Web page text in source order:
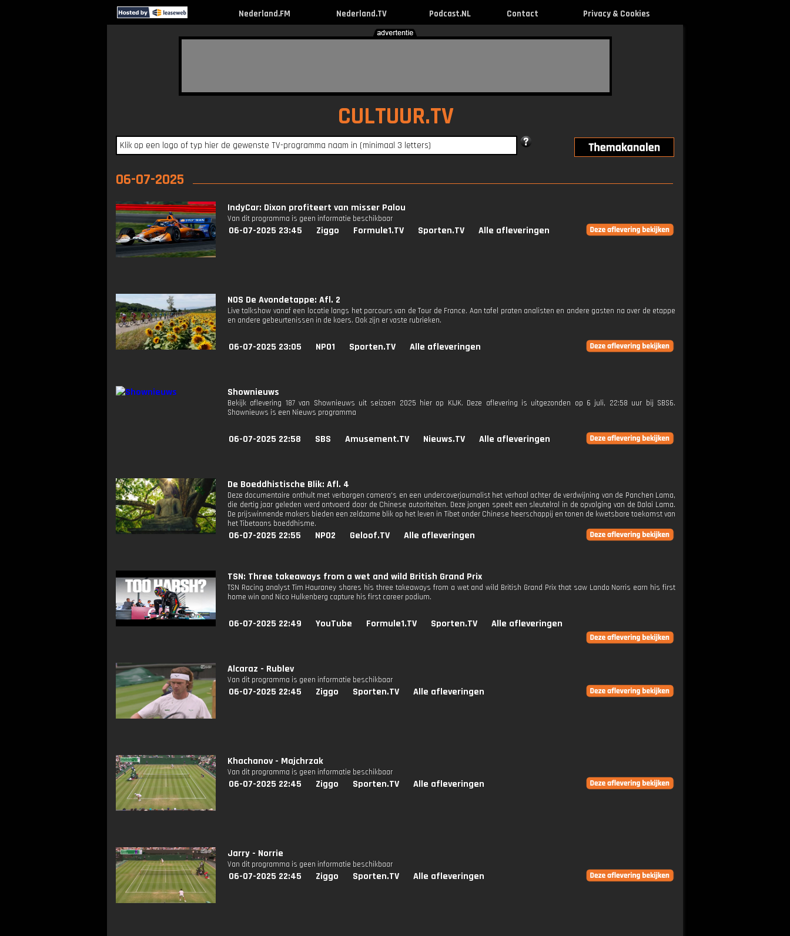
Nederland.FM Nederland.TV Podcast.NL Contact Privacy & Cookies
CULTUUR.TV
06-07-2025
IndyCar: Dixon profiteert van misser Palou
Van dit programma is geen informatie beschikbaar
06-07-2025 23:45 Ziggo Formule1.TV Sporten.TV Alle afleveringen
NOS De Avondetappe: Afl. 2
Live talkshow vanaf een locatie langs het parcours van de Tour de France. Aan tafel praten analisten en andere gasten na over de etappe
en andere gebeurtenissen in de koers. Ook zijn er vaste rubrieken.
06-07-2025 23:05 NPO1 Sporten.TV Alle afleveringen
Shownieuws
Bekijk aflevering 187 van Shownieuws uit seizoen 2025 hier op KIJK. Deze aflevering is uitgezonden op 6 juli, 22:58 uur bij SBS6.
Shownieuws is een Nieuws programma
06-07-2025 22:58 SBS Amusement.TV Nieuws.TV Alle afleveringen
De Boeddhistische Blik: Afl. 4
Deze documentaire onthult met verborgen camera's en een undercoverjournalist het verhaal achter de verdwijning van de Panchen Lama,
die dertig jaar geleden werd ontvoerd door de Chinese autoriteiten. Deze jongen speelt een sleutelrol in de opvolging van de Dalai Lama.
De prijswinnende makers bieden een zeldzame blik op het leven in Tibet onder Chinese heerschappij en tonen de kwetsbare toekomst van
het Tibetaans boeddhisme.
06-07-2025 22:55 NPO2 Geloof.TV Alle afleveringen
TSN: Three takeaways from a wet and wild British Grand Prix
TSN Racing analyst Tim Hauraney shares his three takeaways from a wet and wild British Grand Prix that saw Lando Norris earn his first
home win and Nico Hulkenberg capture his first career podium.
06-07-2025 22:49 YouTube Formule1.TV Sporten.TV Alle afleveringen
Alcaraz - Rublev
Van dit programma is geen informatie beschikbaar
06-07-2025 22:45 Ziggo Sporten.TV Alle afleveringen
Khachanov - Majchrzak
Van dit programma is geen informatie beschikbaar
06-07-2025 22:45 Ziggo Sporten.TV Alle afleveringen
Jarry - Norrie
Van dit programma is geen informatie beschikbaar
06-07-2025 22:45 Ziggo Sporten.TV Alle afleveringen